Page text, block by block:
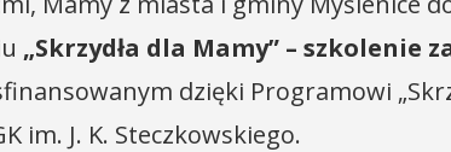
„Skrzydła dla Mamy” – szkolenie
dzięki Programowi
im. J. K. Steczkowskiego.